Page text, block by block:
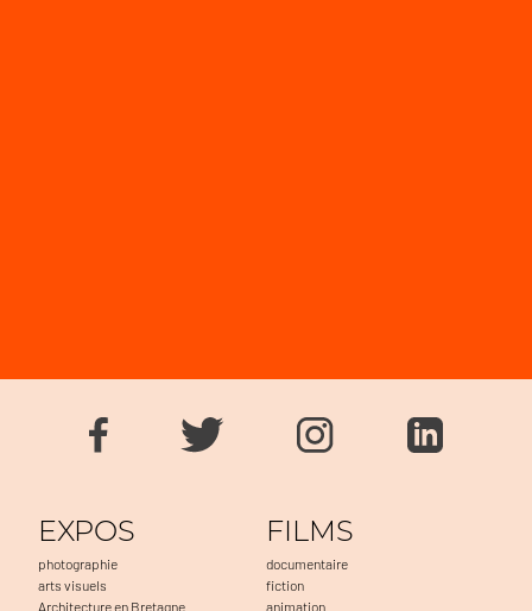
EXPOS
photographie
arts visuels
Architecture en Bretagne
FILMS
documentaire
fiction
animation